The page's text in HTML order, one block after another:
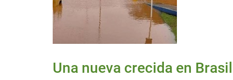
Una nueva crecida en